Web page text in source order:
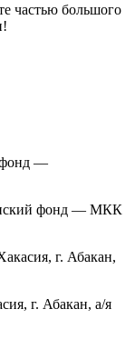
частью большого
фонд —
фонд — МКК
г. Абакан,
г. Абакан, а/я